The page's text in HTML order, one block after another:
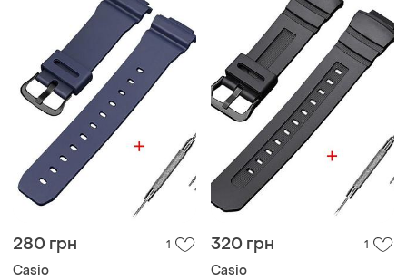
280 грн 1
Casio
320 грн 1
Casio